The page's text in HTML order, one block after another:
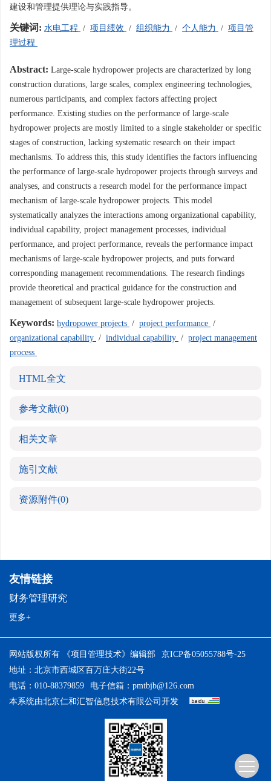
建设和管理提供理论与实践指导。
关键词: 水电工程 / 项目绩效 / 组织能力 / 个人能力 / 项目管
理过程
Abstract: Large-scale hydropower projects are characterized by long
construction durations, large scales, complex engineering technologies,
numerous participants, and complex factors affecting project
performance. Existing studies on the performance of large-scale
hydropower projects are mostly limited to a single stakeholder or specific
stages of construction, lacking systematic research on their impact
mechanisms. To address this, this study identifies the factors influencing
the performance of large-scale hydropower projects through surveys and
analyses, and constructs a research model for the performance impact
mechanism of large-scale hydropower projects. This model
systematically analyzes the interactions among organizational capability,
individual capability, project management processes, individual
performance, and project performance, reveals the performance impact
mechanisms of large-scale hydropower projects, and puts forward
corresponding management recommendations. The research findings
provide theoretical and practical guidance for the construction and
management of subsequent large-scale hydropower projects.
Keywords: hydropower projects / project performance /
organizational capability / individual capability / project management
process
HTML全文
参考文献(0)
相关文章
施引文献
资源附件(0)
友情链接
财务管理研究
更多+
网站版权所有 《项目管理技术》编辑部
京ICP备05055788号-25
地址：北京市西城区百万庄大街22号
电话：010-88379859
电子信箱： pmtbjb@126.com
本系统由北京仁和汇智信息技术有限公司 开发